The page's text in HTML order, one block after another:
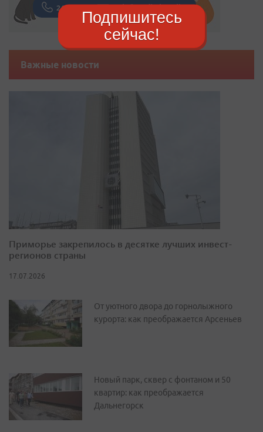
Важные новости
Приморье закрепилось в десятке лучших инвест-
регионов страны
17.07.2026
От уютного двора до горнолыжного
курорта: как преображается Арсеньев
Новый парк, сквер с фонтаном и 50
квартир: как преображается
Дальнегорск
Подпишитесь
сейчас!